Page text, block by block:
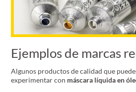
Ejemplos de marcas
Algunos productos de calidad que
experimentar con máscara líquida en